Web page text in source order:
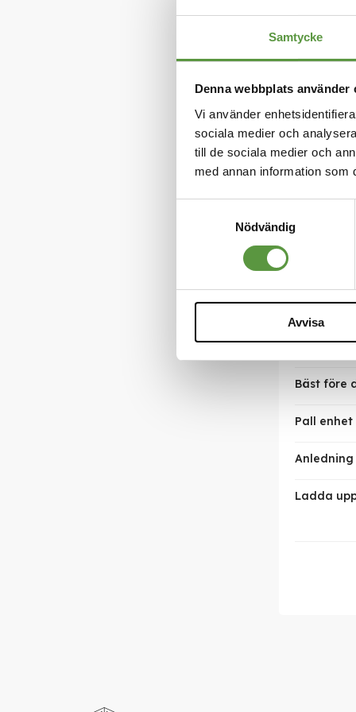
Samtycke
Denna webbplats använder
Vi använder
sociala medier och
till de sociala medier och
med annan information som
Nödvändig
Avvisa
Mer
märkning
Antal
Nettovikt
Bäst före
Pall enhet
Ladda